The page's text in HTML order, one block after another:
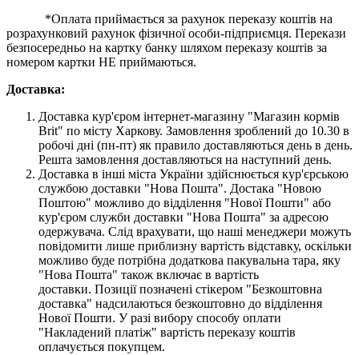
*Оплата приймається за рахунок переказу коштів на
розрахунковий рахунок фізичної особи-підприємця. Перекази
безпосередньо на картку банку шляхом переказу коштів за
номером картки НЕ приймаються.
Доставка:
Доставка кур'єром інтернет-магазину "Магазин кормів
Brit" по місту Харкову. Замовлення зроблений до 10.30 в
робочі дні (пн-пт) як правило доставляються день в день.
Решта замовлення доставляються на наступний день.
Доставка в інші міста України здійснюється кур'єрською
службою доставки "Нова Пошта". Достака "Новою
Поштою" можливо до відділення "Нової Пошти" або
кур'єром служби доставки "Нова Пошта" за адресою
одержувача. Слід врахувати, що наші менеджери можуть
повідомити лише приблизну вартість відставку, оскільки
можливо буде потрібна додаткова пакувальна тара, яку
"Нова Пошта" також включає в вартість
доставки. Позиції позначені стікером "Безкоштовна
доставка" надсилаються безкоштовно до відділення
Нової Пошти. У разі вибору способу оплати
"Накладений платіж" вартість переказу коштів
оплачується покупцем.